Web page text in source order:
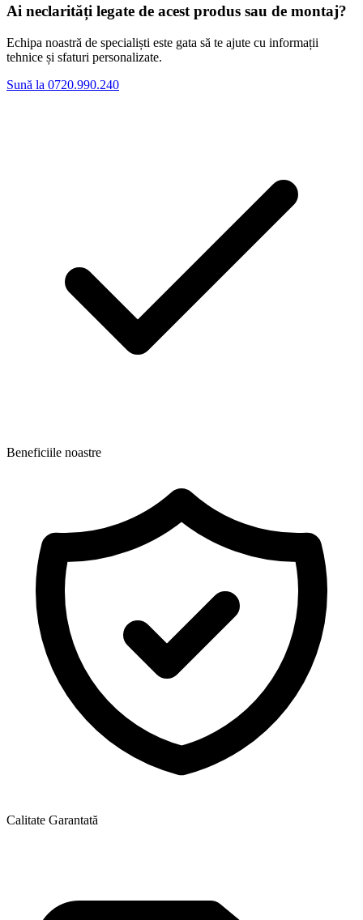
Ai neclarități legate de acest produs sau de montaj?
Echipa noastră de specialiști este gata să te ajute cu informații
tehnice și sfaturi personalizate.
Sună la 0720.990.240
Beneficiile noastre
Calitate Garantată